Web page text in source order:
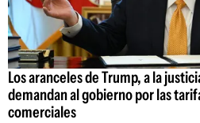
Los aranceles de Trump, a la
demandan al gobierno por las
comerciales